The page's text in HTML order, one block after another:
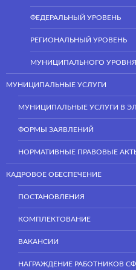
ФЕДЕРАЛЬНЫЙ УРОВЕНЬ
РЕГИОНАЛЬНЫЙ УРОВЕНЬ
МУНИЦИПАЛЬНОГО УРОВНЯ
МУНИЦИПАЛЬНЫЕ УСЛУГИ
МУНИЦИПАЛЬНЫЕ УСЛУГИ В
ФОРМЫ ЗАЯВЛЕНИЙ
НОРМАТИВНЫЕ ПРАВОВЫЕ
КАДРОВОЕ ОБЕСПЕЧЕНИЕ
ПОСТАНОВЛЕНИЯ
КОМПЛЕКТОВАНИЕ
ВАКАНСИИ
НАГРАЖДЕНИЕ РАБОТНИКОВ